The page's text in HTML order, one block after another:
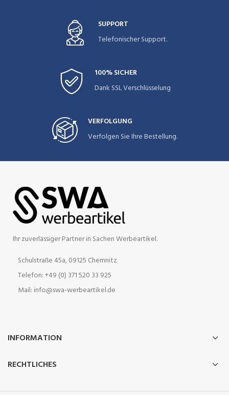
SUPPORT
Telefonischer Support.
100% SICHER
Dank SSL Verschlüsselung
VERFOLGUNG
Verfolgen Sie Ihre Bestellung.
Ihr zuverlässiger Partner in Sachen Werbeartikel.
Schulstraße 45a, 09125 Chemnitz
Telefon: +49 (0) 371 520 33 925
Mail: info@swa-werbeartikel.de
INFORMATION
RECHTLICHES